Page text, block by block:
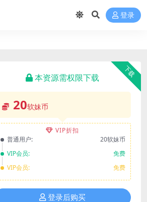
登录
下载
本资源需权限下载
20软妹币
VIP折扣
普通用户:
20软妹币
VIP会员:
免费
VIP会员:
免费
登录后购买